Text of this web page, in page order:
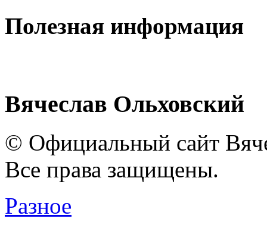
Полезная информация
Вячеслав Ольховский
© Официальный сайт
Все права защищены.
Разное